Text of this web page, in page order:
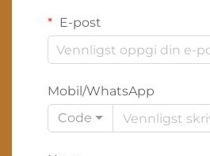
E-post
Mobil/WhatsApp
Code